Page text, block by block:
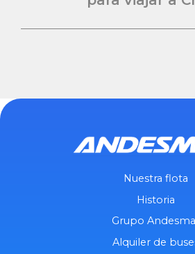
Nuestra flota
Historia
Grupo
Alquiler de